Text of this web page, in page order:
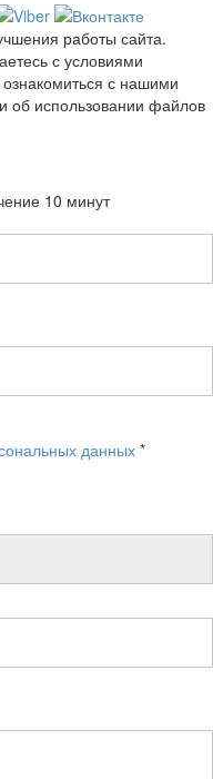
работы сайта.
с условиями
с нашими
об использовании файлов
10 минут
данных *